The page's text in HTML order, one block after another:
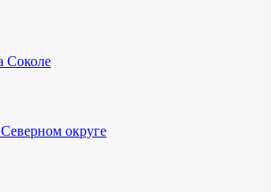
Соколе
округе